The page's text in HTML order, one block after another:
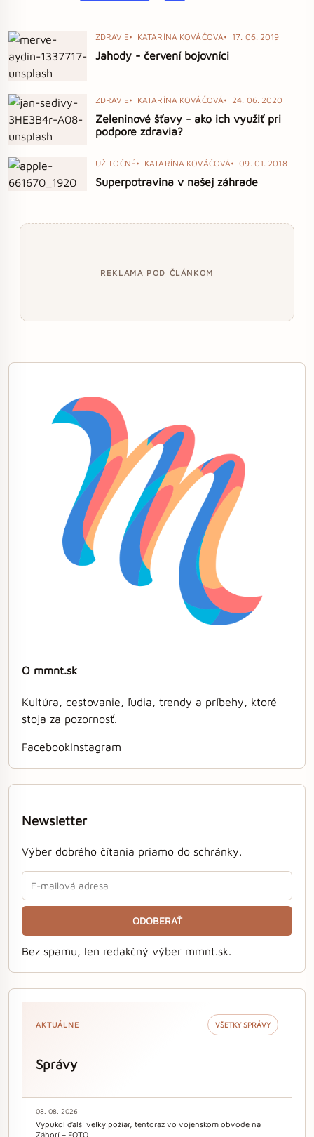
ZDRAVIE KATARÍNA KOVÁČOVÁ 17. 06. 2019
Jahody - červení bojovníci
ZDRAVIE KATARÍNA KOVÁČOVÁ 24. 06. 2020
Zeleninové šťavy - ako ich využiť pri
podpore zdravia?
UŽITOČNÉ KATARÍNA KOVÁČOVÁ 09. 01. 2018
Superpotravina v našej záhrade
REKLAMA POD ČLÁNKOM
O mmnt.sk
Kultúra, cestovanie, ľudia, trendy a príbehy, ktoré
stoja za pozornosť.
FacebookInstagram
Newsletter
Výber dobrého čítania priamo do schránky.
ODOBERAŤ
Bez spamu, len redakčný výber mmnt.sk.
AKTUÁLNE VŠETKY SPRÁVY
Správy
08. 08. 2026
Vypukol ďalší veľký požiar, tentoraz vo vojenskom obvode na
Záhorí – FOTO